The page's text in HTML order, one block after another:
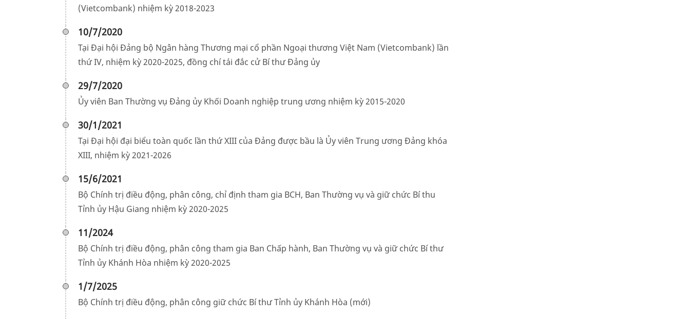
(Vietcombank) nhiệm kỳ 2018-2023
10/7/2020
Tại Đại hội Đảng bộ Ngân hàng Thương mại cổ phần Ngoại thương Việt Nam (Vietcombank) lần
thứ IV, nhiệm kỳ 2020-2025, đồng chí tái đắc cử Bí thư Đảng ủy
29/7/2020
Ủy viên Ban Thường vụ Đảng ủy Khối Doanh nghiệp trung ương nhiệm kỳ 2015-2020
30/1/2021
Tại Đại hội đại biểu toàn quốc lần thứ XIII của Đảng được bầu là Ủy viên Trung ương Đảng khóa
XIII, nhiệm kỳ 2021-2026
15/6/2021
Bộ Chính trị điều động, phân công, chỉ định tham gia BCH, Ban Thường vụ và giữ chức Bí thu
Tỉnh ủy Hậu Giang nhiệm kỳ 2020-2025
11/2024
Bộ Chính trị điều động, phân công tham gia Ban Chấp hành, Ban Thường vụ và giữ chức Bí thư
Tỉnh ủy Khánh Hòa nhiệm kỳ 2020-2025
1/7/2025
Bộ Chính trị điều động, phân công giữ chức Bí thư Tỉnh ủy Khánh Hòa (mới)